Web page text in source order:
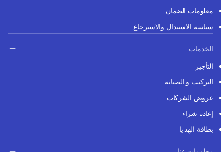
معلومات الضمان
سياسة الاستبدال والاسترجاع
الخدمات
التأجير
التركيب و الصيانة
عروض الشركات
إعادة شراء
بطاقة الهدايا